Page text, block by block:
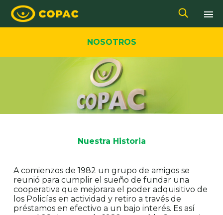
NOSOTROS
Nuestra Historia
A comienzos de 1982 un grupo de amigos se
reunió para cumplir el sueño de fundar una
cooperativa que mejorara el poder adquisitivo de
los Policías en actividad y retiro a través de
préstamos en efectivo a un bajo interés. Es así